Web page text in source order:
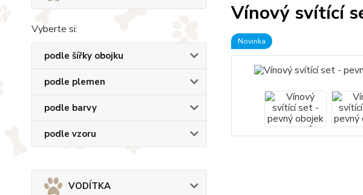
Vyberte si:
podle šířky obojku
podle plemen
podle barvy
podle vzoru
VODÍTKA
Vínový svítící
Novinka